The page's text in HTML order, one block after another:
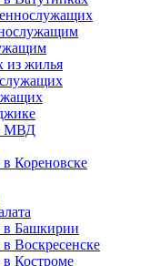
из жилья
МВД
Кореновске
в Башкирии
Воскресенске
Костроме